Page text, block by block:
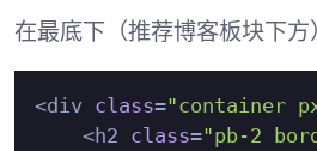
在最底下（推荐博客板块下方
<div class="container
    <h2
class="pb-2